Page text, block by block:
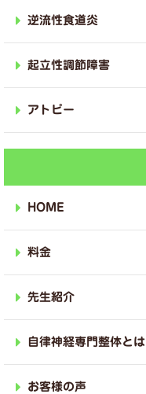
逆流性食道炎
起立性調節障害
アトピー
HOME
料金
先生紹介
自律神経専門整体とは
お客様の声